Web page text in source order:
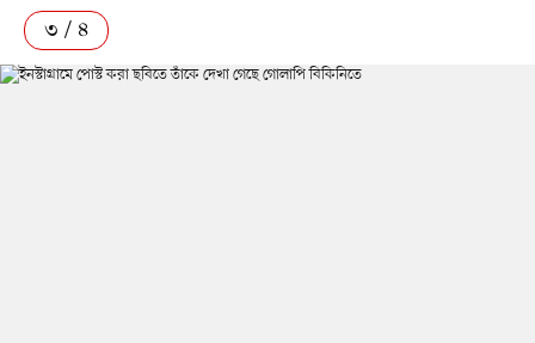
৩ / ৪